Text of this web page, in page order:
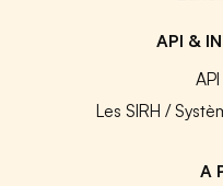
API &
Les SIRH /
A